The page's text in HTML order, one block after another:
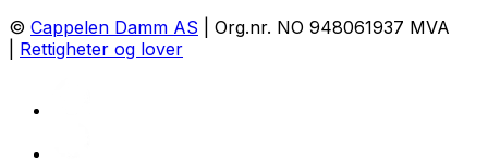
© Cappelen Damm AS | Org.nr. NO 948061937 MVA
Rettigheter og lover